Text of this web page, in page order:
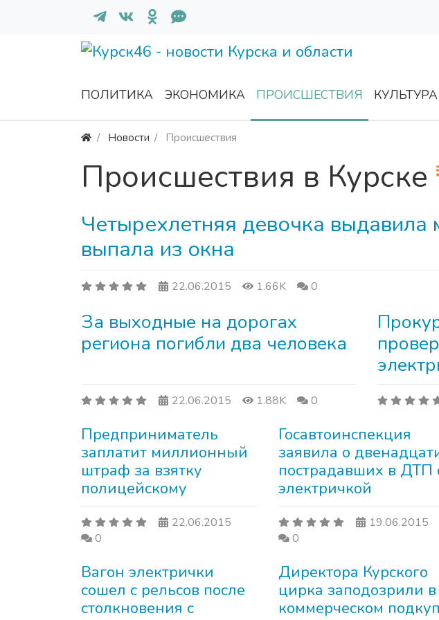
ПОЛИТИКА ЭКОНОМИКА ПРОИСШЕСТВИЯ КУЛЬТУРА
Новости Происшествия
Происшествия в Курске
Четырехлетняя девочка выдавила
выпала из окна
22.06.2015 1.66K 0
За выходные на дорогах
региона погибли два человека
22.06.2015 1.88K 0
Предприниматель
заплатит миллионный
штраф за взятку
полицейскому
22.06.2015
0
Госавтоинспекция
заявила о
пострадавших в ДТП
электричкой
19.06.2015
0
Вагон электрички
сошел с рельсов после
столкновения с
Директора Курского
цирка заподозрили в
коммерческом